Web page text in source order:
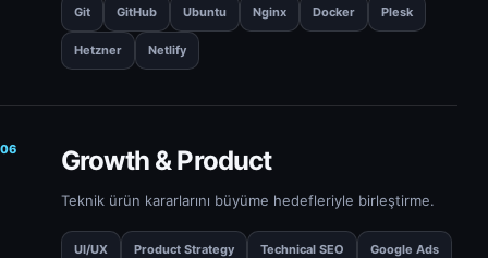
Git GitHub Ubuntu Nginx Docker Plesk
Hetzner Netlify
06 Growth & Product
Teknik ürün kararlarını büyüme hedefleriyle birleştirme.
UI/UX Product Strategy Technical SEO Google Ads